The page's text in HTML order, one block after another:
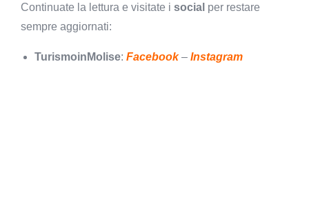
Continuate la lettura e visitate i social per restare
sempre aggiornati:
TurismoinMolise: Facebook – Instagram